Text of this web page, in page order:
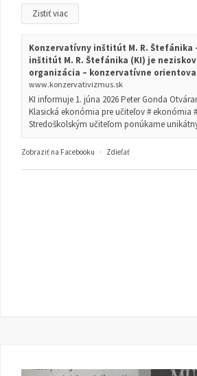
Zistiť viac
Konzervatívny inštitút M. R. Štefánika
inštitút M. R. Štefánika (KI) je
organizácia – konzervatívne
www.konzervativizmus.sk
KI informuje 1. júna 2026 Peter Gonda
Klasická ekonómia pre učiteľov # ekonómia
Stredoškolským učiteľom ponúkame
Zobraziť na Facebooku · Zdieľať